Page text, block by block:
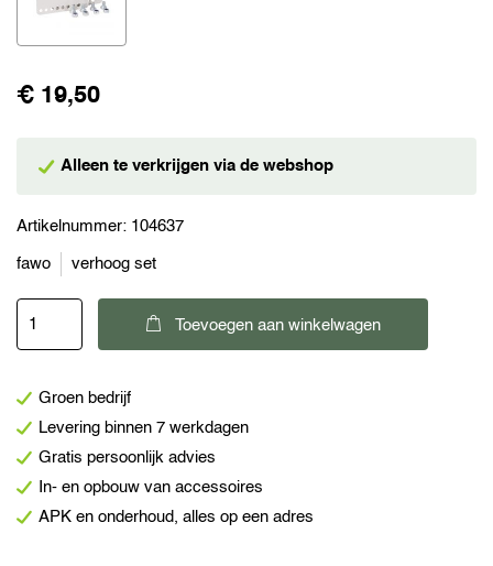
€ 19,50
Alleen te verkrijgen via de webshop
Artikelnummer: 104637
fawo verhoog set
Verhoogset
kniktafelpoot
aantal
Toevoegen aan winkelwagen
Groen bedrijf
Levering binnen 7 werkdagen
Gratis persoonlijk advies
In- en opbouw van accessoires
APK en onderhoud, alles op een adres